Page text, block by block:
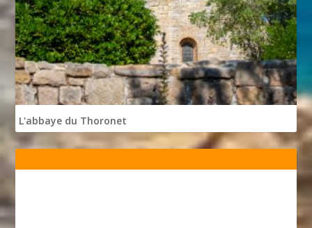
L'abbaye du Thoronet